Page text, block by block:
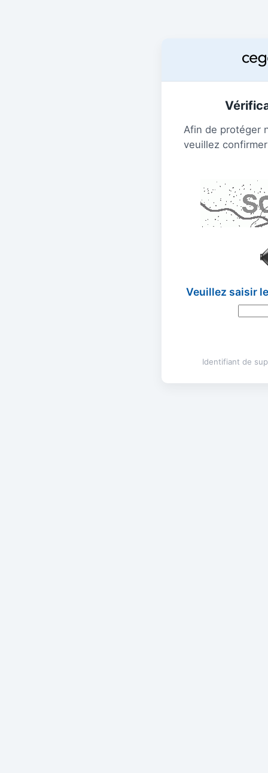
Afin de protéger
veuillez
Veuillez saisir
Identifiant de